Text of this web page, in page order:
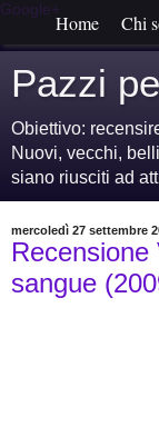
Google+
Home Chi
Pazzi
Obiettivo:
Nuovi, vecchi,
siano riusciti ad
mercoledì 27 settembre
Recensione
sangue